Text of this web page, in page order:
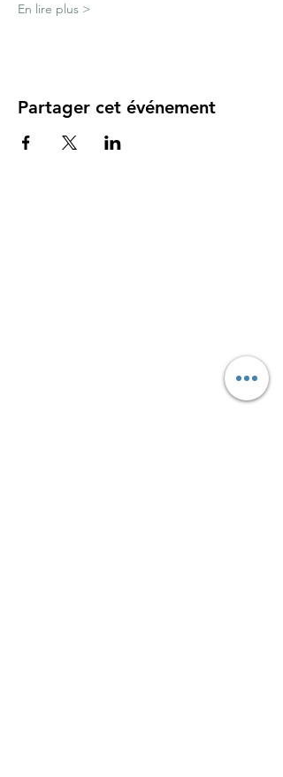
En lire plus >
Partager cet événement